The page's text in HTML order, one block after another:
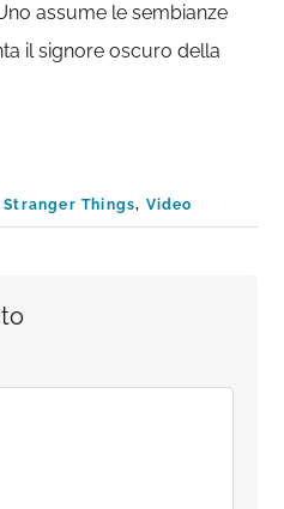
assume le sembianze
il signore oscuro della
Stranger Things, Video